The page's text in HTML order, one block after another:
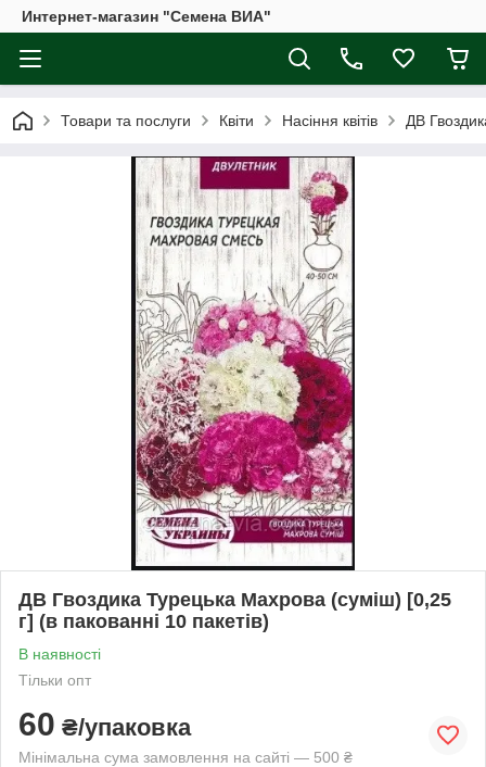
Интернет-магазин "Семена ВИА"
Товари та послуги Квіти Насіння квітів ДВ
ДВ Гвоздика Турецька Махрова (суміш) [0,25
г] (в пакованні 10 пакетів)
В наявності
Тільки опт
60 ₴/упаковка
Мінімальна сума замовлення на сайті — 500 ₴